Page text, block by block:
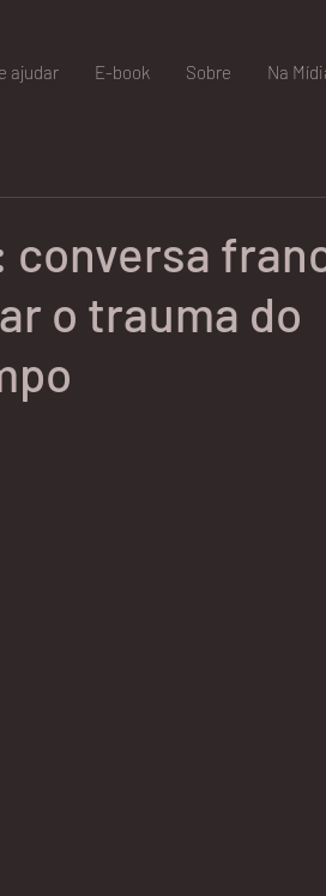
ajudar E-book Sobre Na
conversa
o trauma do